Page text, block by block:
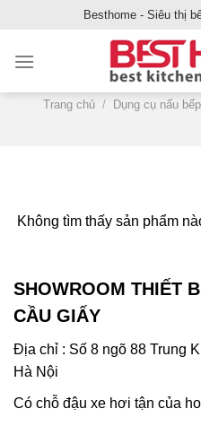
nội
Besthome - Siêu thị
Trang chủ / Dụng cụ nấu bếp
Không tìm thấy sản phẩm
SHOWROOM THIẾT
CẦU GIẤY
Địa chỉ : Số 8 ngõ 88 Trung
Hà Nội
Có chỗ đậu xe hơi tận của